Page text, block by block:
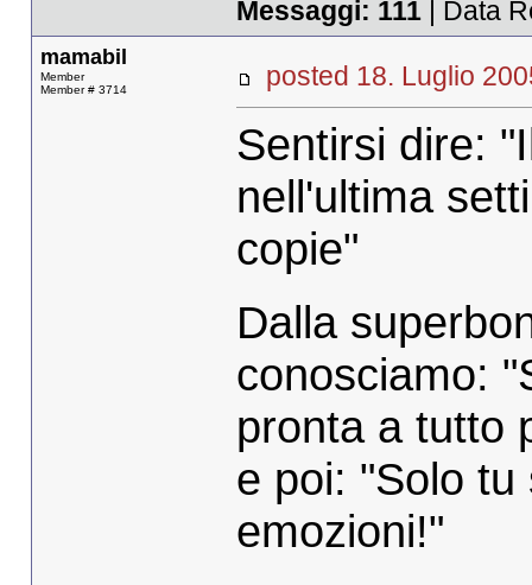
Messaggi: 111| Data
mamabil
Member
Member # 3714
posted 18. Luglio
Sentirsi dire:
nell'ultima
copie"
Dalla
conosciamo:
pronta a tutto
e poi: "Solo
emozioni!"